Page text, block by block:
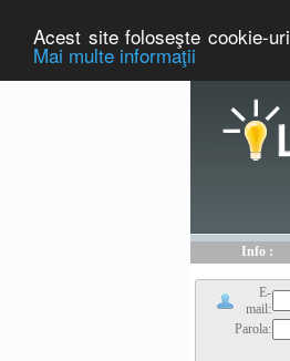
Acest site foloseşte cookie-
Mai multe informaţii
Info :
E-
mail:
Parola: